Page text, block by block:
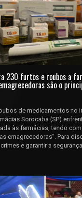
230 furtos e roubos a
são o
de medicamentos no
Sorocaba (SP)
às farmácias, tendo
emagrecedoras”. Para
e garantir a